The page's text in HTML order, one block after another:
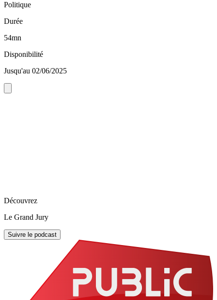
Politique
Durée
54mn
Disponibilité
Jusqu'au 02/06/2025
Découvrez
Le Grand Jury
Suivre le podcast